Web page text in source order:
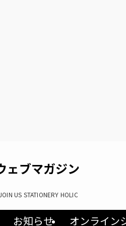
ェブマガジン
US STATIONERY HOLIC
お知らせ オンライン